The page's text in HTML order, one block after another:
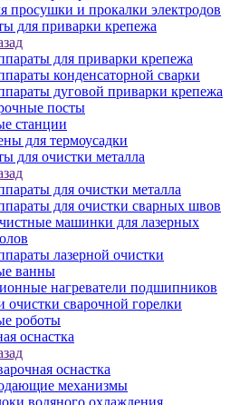
просушки и прокалки электродов
для приварки крепежа
для приварки крепежа
конденсаторной сварки
дуговой приварки крепежа
посты
станции
для термоусадки
для очистки металла
для очистки металла
для очистки сварных швов
машинки для лазерных
лазерной очистки
ванны
нагреватели подшипников
очистки сварочной горелки
роботы
оснастка
оснастка
механизмы
водяного охлаждения